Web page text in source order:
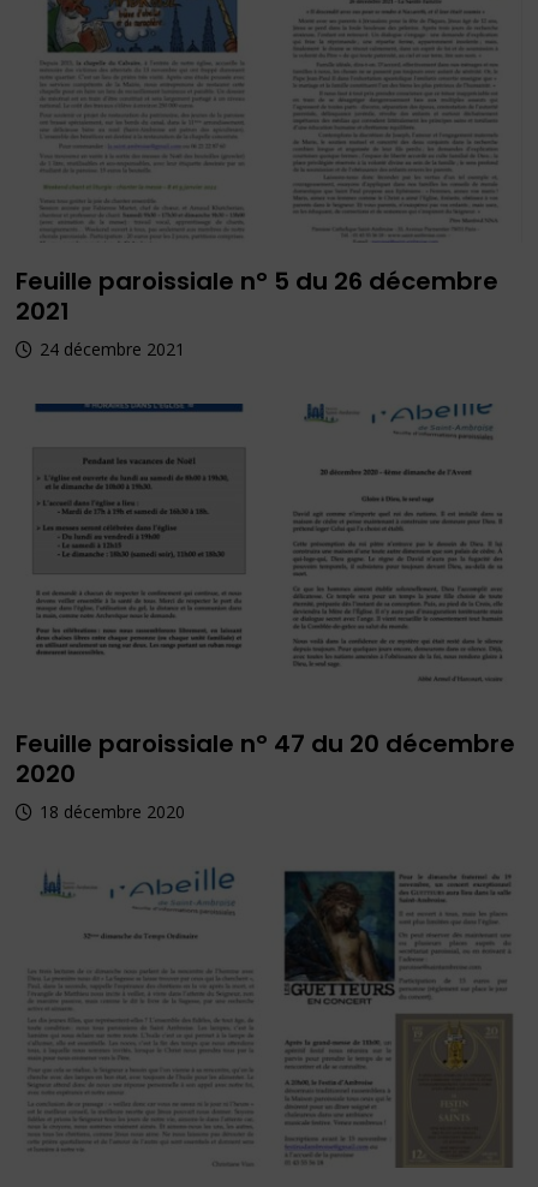
Feuille paroissiale n° 5 du 26 décembre
2021
24 décembre 2021
Feuille paroissiale n° 47 du 20 décembre
2020
18 décembre 2020